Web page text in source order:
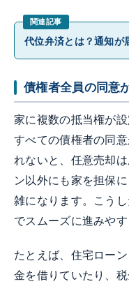
代位弁済とは？通知が
債権者全員の同意
家に複数の抵当権が
すべての債権者の同
れないと、任意売却
ン以外にも家を担保
雑になります。こう
でスムーズに進みやす
たとえば、住宅ロー
金を借りていたり、